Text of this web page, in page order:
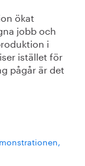
ökat
jobb och
i
istället för
pågår är det